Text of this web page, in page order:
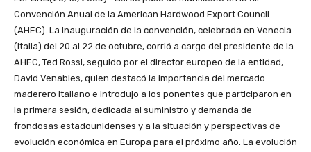
Convención Anual de la American Hardwood Export Council
(AHEC). La inauguración de la convención, celebrada en Venecia
(Italia) del 20 al 22 de octubre, corrió a cargo del presidente de la
AHEC, Ted Rossi, seguido por el director europeo de la entidad,
David Venables, quien destacó la importancia del mercado
maderero italiano e introdujo a los ponentes que participaron en
la primera sesión, dedicada al suministro y demanda de
frondosas estadounidenses y a la situación y perspectivas de
evolución económica en Europa para el próximo año. La evolución